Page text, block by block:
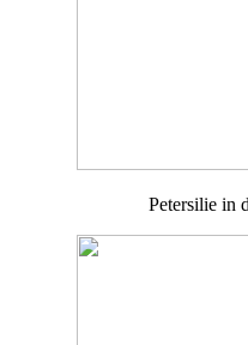
Petersilie in